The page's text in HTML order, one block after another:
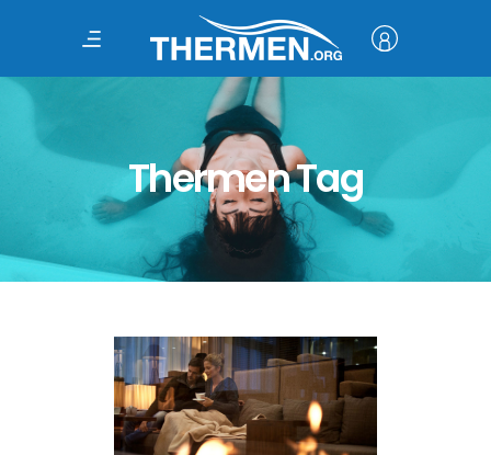
Thermen Tag